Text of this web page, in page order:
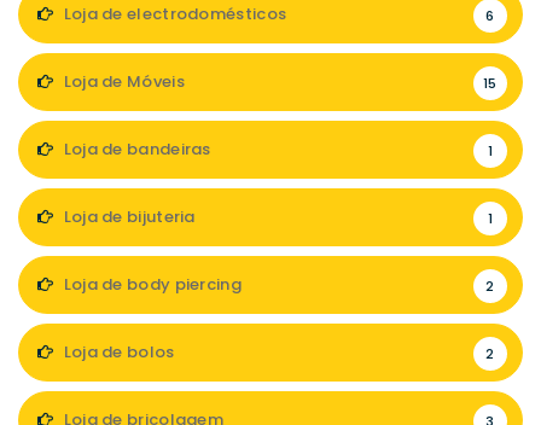
Loja de electrodomésticos 6
Loja de Móveis 15
Loja de bandeiras 1
Loja de bijuteria 1
Loja de body piercing 2
Loja de bolos 2
Loja de bricolagem